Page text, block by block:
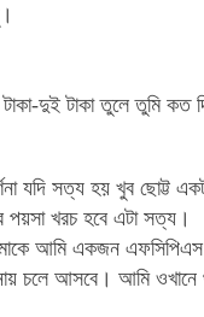
দুই টাকা তুলে তুমি কত
যদি সত্য হয় খুব ছোট্ট
পয়সা খরচ হবে এটা সত্য।
আমি একজন এফসিপিএস
চলে আসবে। আমি